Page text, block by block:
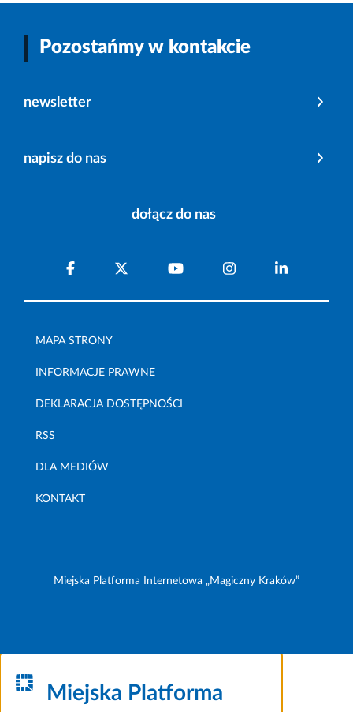
Pozostańmy w kontakcie
newsletter
napisz do nas
dołącz do nas
MAPA STRONY
INFORMACJE PRAWNE
DEKLARACJA DOSTĘPNOŚCI
RSS
DLA MEDIÓW
KONTAKT
Miejska Platforma Internetowa „Magiczny Kraków”
Miejska Platforma